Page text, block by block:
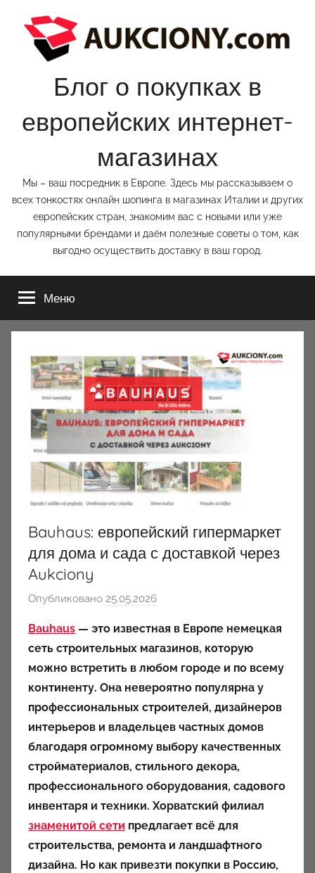
содержимому
Блог о покупках в
европейских интернет-
магазинах
Мы – ваш посредник в Европе. Здесь мы рассказываем о
всех тонкостях онлайн шопинга в магазинах Италии и других
европейских стран, знакомим вас с новыми или уже
популярными брендами и даём полезные советы о том, как
выгодно осуществить доставку в ваш город.
Меню
Bauhaus: европейский гипермаркет
для дома и сада с доставкой через
Aukciony
Опубликовано 25.05.2026
т
о
р
о
м
a
u
k
c
i
Bauhaus — это известная в Европе немецкая
сеть строительных магазинов, которую
можно встретить в любом городе и по всему
континенту. Она невероятно популярна у
профессиональных строителей, дизайнеров
интерьеров и владельцев частных домов
благодаря огромному выбору качественных
стройматериалов, стильного декора,
профессионального оборудования, садового
инвентаря и техники. Хорватский филиал
знаменитой сети предлагает всё для
строительства, ремонта и ландшафтного
дизайна. Но как привезти покупки в Россию,